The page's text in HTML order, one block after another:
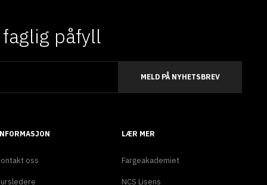
påfyll
MELD PÅ NYHETSBREV
oss
LÆR MER
Fargeakademiet
NCS Lisens